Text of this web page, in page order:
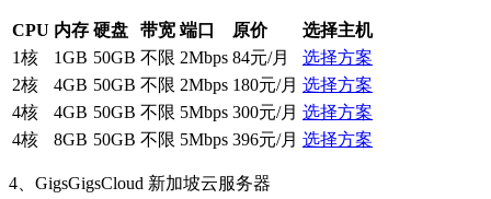
CPU 内存 硬盘 带宽 端口 原价
选择主机
1核
1GB 50GB 不限 2Mbps 84元/月
选择方案
2核
4GB 50GB 不限 2Mbps 180元/月 选择方案
4核
4GB 50GB 不限 5Mbps 300元/月 选择方案
4核
8GB 50GB 不限 5Mbps 396元/月 选择方案
4、GigsGigsCloud 新加坡云服务器